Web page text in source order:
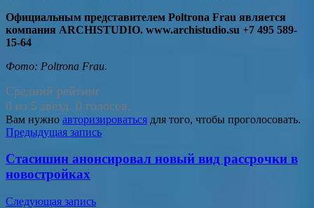
Официальным представителем Poltrona Frau является
компания ARCHISTUDIO. www.archistudio.su +7 495 589-
15-64
Фото: Poltrona Frau.
Средний рейтинг
0 из 5 звезд. 0 голосов.
Вам нужно авторизироваться для того, чтобы проголосовать.
Навигация
по
записям
Предыдущая запись
Стасишин анонсировал новый вид рассрочки в
новостройках
Следующая запись